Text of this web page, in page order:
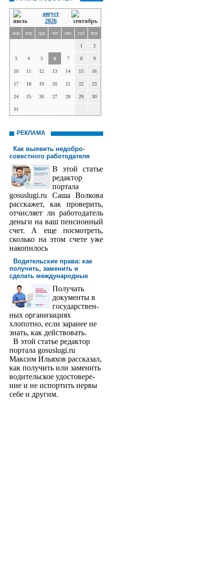
август
2026
пон втр срд чет пят суб вск
1 2
3 4 5 6 7 8 9
10 11 12 13 14 15 16
17 18 19 20 21 22 23
24 25 26 27 28 29 30
31
РЕКЛАМА
Как выявить недобро­
совестного работодателя
В этой статье
редактор
порта­ла
gosuslugi.ru Саша Волкова
расскажет, как проверить,
отчисляет ли работодатель
деньги на ваш пенсионный
счет. А еще посмотреть,
сколько на этом счете уже
накопилось
Водительские права: как
получить, заменить и
сделать международ­ные
Получать
доку­менты в
государствен­
ных организациях
хлопотно, если заранее не
знать, как действовать.
В этой статье редактор
портала gosuslugi.ru
Максим Ильяхов рассказал,
как получить или заменить
водительское удостовере­
ние и не испортить нервы
себе и другим.